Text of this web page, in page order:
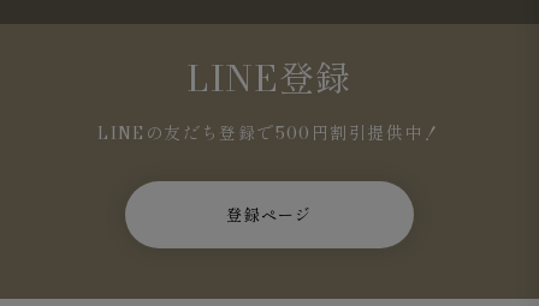
LINE登録
LINEの友だち登録で500円割引提供中！
登録ページ